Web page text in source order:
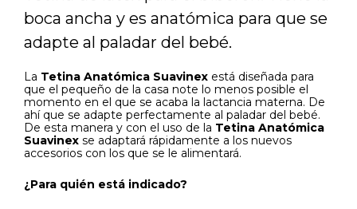
boca ancha y es anatómica para que se
adapte al paladar del bebé.
La Tetina Anatómica Suavinex está diseñada para
que el pequeño de la casa note lo menos posible el
momento en el que se acaba la lactancia materna. De
ahí que se adapte perfectamente al paladar del bebé.
De esta manera y con el uso de la Tetina Anatómica
Suavinex se adaptará rápidamente a los nuevos
accesorios con los que se le alimentará.
¿Para quién está indicado?